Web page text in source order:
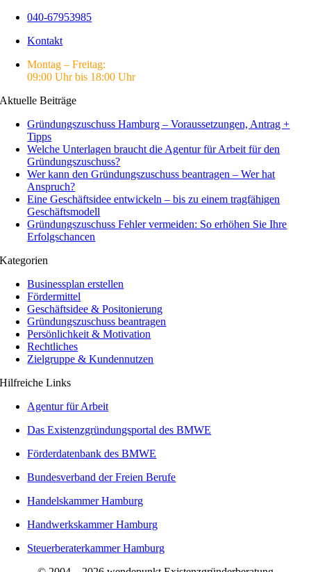
040-67953985
Kontakt
Montag – Freitag:
09:00 Uhr bis 18:00 Uhr
Aktuelle Beiträge
Gründungszuschuss Hamburg – Voraussetzungen, Antrag +
Tipps
Welche Unterlagen braucht die Agentur für Arbeit für den
Gründungszuschuss?
Wer kann den Gründungszuschuss beantragen – Wer hat
Anspruch?
Eine Geschäftsidee entwickeln – bis zu einem tragfähigen
Geschäftsmodell
Gründungszuschuss Fehler vermeiden: So erhöhen Sie Ihre
Erfolgschancen
Kategorien
Businessplan erstellen
Fördermittel
Geschäftsidee & Positonierung
Gründungszuschuss beantragen
Persönlichkeit & Motivation
Rechtliches
Zielgruppe & Kundennutzen
Hilfreiche Links
Agentur für Arbeit
Das Existenzgründungsportal des BMWE
Förderdatenbank des BMWE
Bundesverband der Freien Berufe
Handelskammer Hamburg
Handwerkskammer Hamburg
Steuerberaterkammer Hamburg